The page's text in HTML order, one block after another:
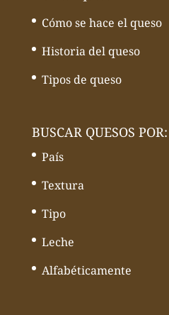
Cómo se hace el queso
Historia del queso
Tipos de queso
BUSCAR QUESOS POR:
País
Textura
Tipo
Leche
Alfabéticamente